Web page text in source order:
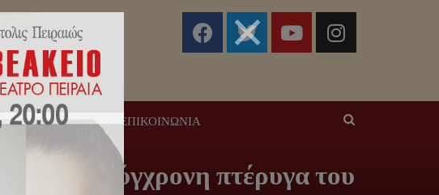
ΕΚΔΗΛΏΣΕΙΣ ΕΠΙΚΟΙΝΩΝΊΑ
νέα σύγχρονη πτέρυγα του